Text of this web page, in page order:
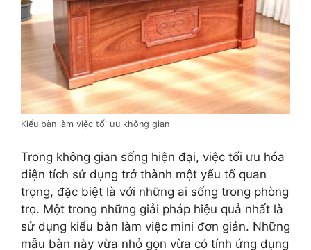
Kiểu bàn làm việc tối ưu không gian
Trong không gian sống hiện đại, việc tối ưu hóa
diện tích sử dụng trở thành một yếu tố quan
trọng, đặc biệt là với những ai sống trong phòng
trọ. Một trong những giải pháp hiệu quả nhất là
sử dụng kiểu bàn làm việc mini đơn giản. Những
mẫu bàn này vừa nhỏ gọn vừa có tính ứng dụng